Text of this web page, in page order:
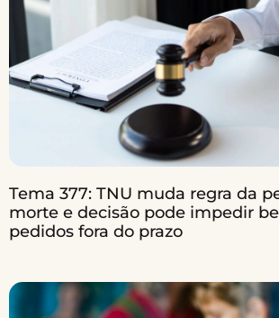
Tema 377: TNU muda regra da
morte e decisão pode impedir
pedidos fora do prazo